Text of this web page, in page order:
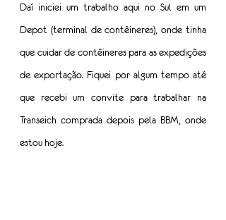
Daí iniciei um trabalho aqui no Sul em um
Depot (terminal de contêineres), onde tinha
que cuidar de contêineres para as expedições
de exportação. Fiquei por algum tempo até
que recebi um convite para trabalhar na
Transeich comprada depois pela BBM, onde
estou hoje.